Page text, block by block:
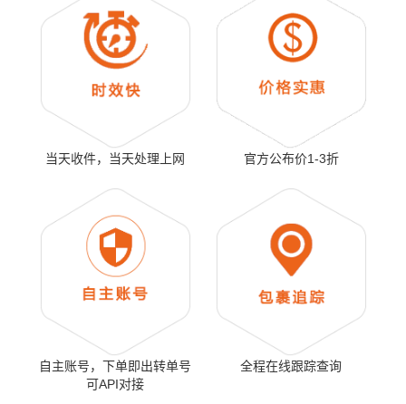
当天收件，当天处理上网 官方公布价1-3折
自主账号，下单即出转单号
可API对接
全程在线跟踪查询